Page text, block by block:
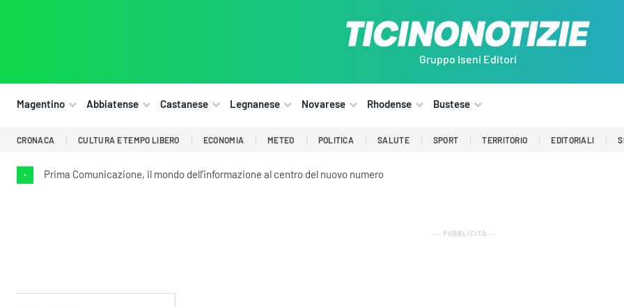
Gruppo Iseni Editori
Magentino Abbiatense Castanese Legnanese Novarese Rhodense Bustese
CRONACA CULTURA E TEMPO LIBERO ECONOMIA METEO POLITICA SALUTE SPORT TERRITORIO EDITORIALI
• Prima Comunicazione, il mondo dell’informazione al centro del nuovo numero
― PUBBLICITÀ ―